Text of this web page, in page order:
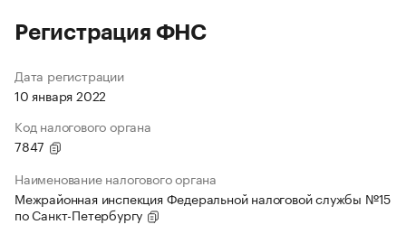
Регистрация ФНС
Дата регистрации
10 января 2022
Код налогового органа
7847
Наименование налогового органа
Межрайонная инспекция Федеральной налоговой службы №15
по Санкт-Петербургу